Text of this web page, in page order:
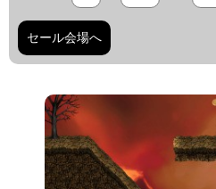
セール会場へ